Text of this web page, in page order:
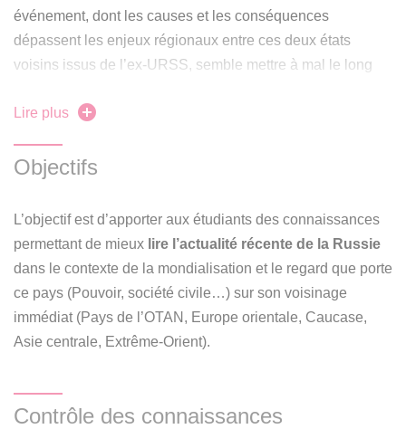
événement, dont les causes et les conséquences
dépassent les enjeux régionaux entre ces deux états
voisins issus de l’ex-URSS, semble mettre à mal le long
de Fukuyama). Le cours vise à retracer la
veut une modeste introduction à l’histoire (le temps long),
politique étrangère… de cette
puissance asiatique
qualifiée jusqu’alors d’
émergente (BRICS)
mais
désormais soumise à un régime de sanctions sans
précédent.
Lire plus
Objectifs
L’objectif est d’apporter aux étudiants des connaissances
permettant de mieux lire l’actualité récente de la Russie
dans le contexte de la mondialisation et le regard que porte
ce pays (Pouvoir, société civile…) sur son voisinage
immédiat (Pays de l’OTAN, Europe orientale, Caucase,
Asie centrale, Extrême-Orient).
Contrôle des connaissances